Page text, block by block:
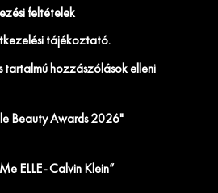
feltételek
tájékoztató.
tartalmú hozzászólások elleni
Beauty Awards 2026"
ELLE - Calvin Klein”